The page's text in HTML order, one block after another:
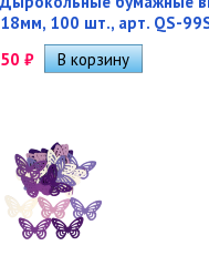
18мм, 100 шт., арт. QS-
50 ₽